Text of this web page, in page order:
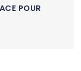
POUR